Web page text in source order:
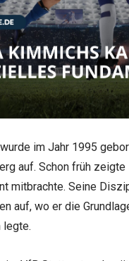
im Jahr 1995
auf. Schon früh
mitbrachte. Seine
auf, wo er die
legte.